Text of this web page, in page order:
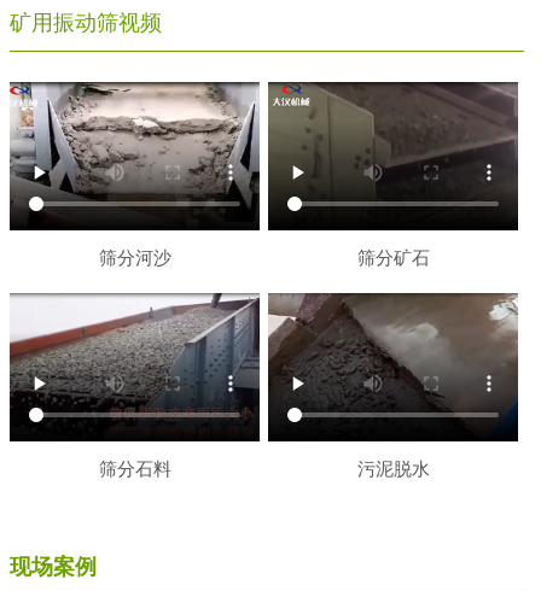
矿用振动筛视频
筛分河沙 筛分矿石
筛分石料 污泥脱水
现场案例